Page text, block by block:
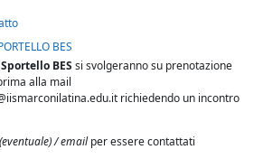
BES
BES si svolgeranno su prenotazione
alla mail
richiedendo un incontro
/ emailper essere contattati